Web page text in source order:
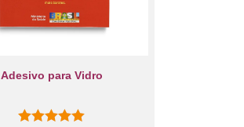
Adesivo para Vidro